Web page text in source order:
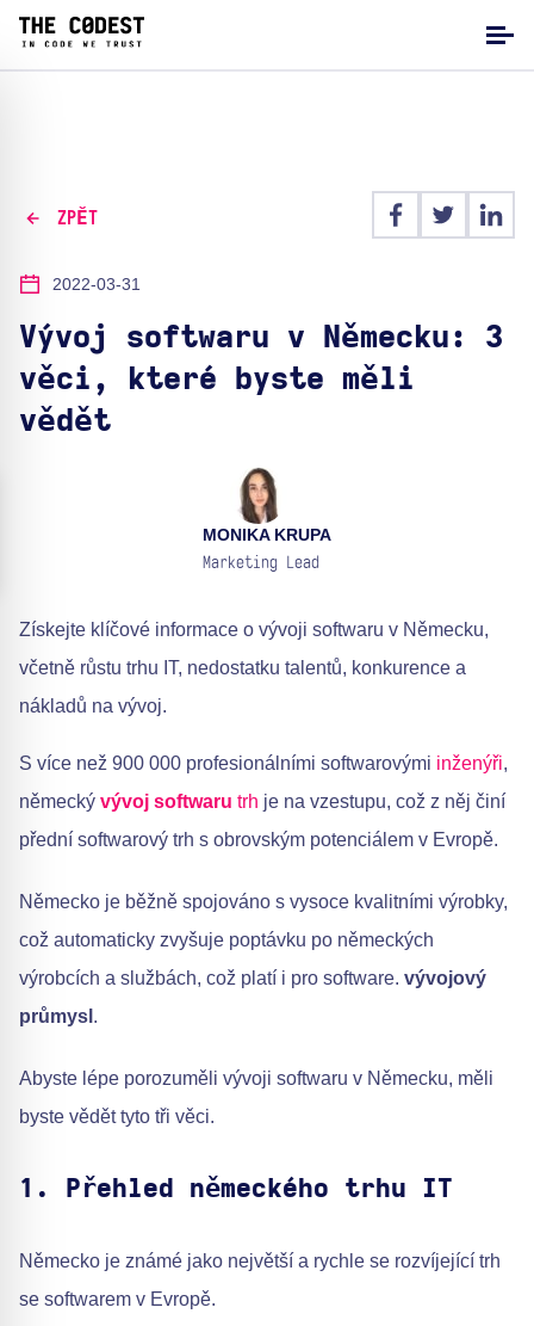
ZPĚT
2022-03-31
Vývoj softwaru v Německu: 3
věci, které byste měli
vědět
MONIKA KRUPA
Marketing Lead
Získejte klíčové informace o vývoji softwaru v Německu,
včetně růstu trhu IT, nedostatku talentů, konkurence a
nákladů na vývoj.
S více než 900 000 profesionálními softwarovými inženýři,
německý vývoj softwaru trh je na vzestupu, což z něj činí
přední softwarový trh s obrovským potenciálem v Evropě.
Německo je běžně spojováno s vysoce kvalitními výrobky,
což automaticky zvyšuje poptávku po německých
výrobcích a službách, což platí i pro software. vývojový
průmysl .
Abyste lépe porozuměli vývoji softwaru v Německu, měli
byste vědět tyto tři věci.
1. Přehled německého trhu IT
Německo je známé jako největší a rychle se rozvíjející trh
se softwarem v Evropě.